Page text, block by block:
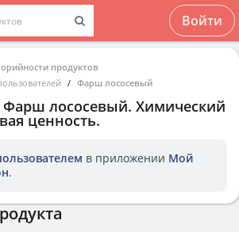
Войти
продуктов
Фарш лососевый
Фарш лососевый. Химический
ценность.
в приложении Мой
.